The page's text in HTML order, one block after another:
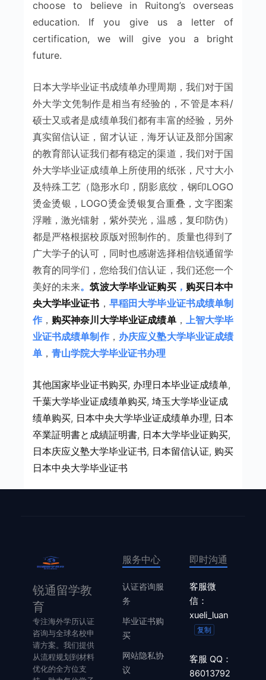
choose to believe in Ruitong’s overseas
education. If you give us a letter of
certification, we will give you a bright
future.
日本大学毕业证书成绩单办理周期，我们对于国
外大学文凭制作是相当有经验的，不管是本科/
硕士又或者是成绩单我们都有丰富的经验，另外
真实留信认证，留才认证，海牙认证及部分国家
的教育部认证我们都有稳定的渠道，我们对于国
外大学毕业证成绩单上所使用的纸张，尺寸大小
及特殊工艺（隐形水印，阴影底纹，钢印LOGO
烫金烫银，LOGO烫金烫银复合重叠，文字图案
浮雕，激光镭射，紫外荧光，温感，复印防伪）
都是严格根据校原版对照制作的。质量也得到了
广大学子的认可，同时也感谢选择相信锐通留学
教育的同学们，您给我们信认证，我们还您一个
美好的未来。筑波大学毕业证购买， 购买日本中
央大学毕业证书 ， 早稲田大学毕业证书成绩单制
作， 购买神奈川大学毕业证成绩单， 上智大学毕
业证书成绩单制作， 办庆应义塾大学毕业证成绩
单， 青山学院大学毕业证书办理
其他国家毕业证书购买, 办理日本毕业证成绩单
千葉大学毕业证成绩单购买, 埼玉大学毕业证成
绩单购买, 日本中央大学毕业证成绩单办理, 日本
卒業証明書と成績証明書, 日本大学毕业证购买
日本庆应义塾大学毕业证书, 日本留信认证, 购买
日本中央大学毕业证书
锐通留学教
育
专注海外学历认证
咨询与全球名校申
请方案。我们提供
从流程规划到材料
优化的全方位支
服务中心
认证咨询服
务
毕业证书购
买
网站隐私协
议
即时沟通
客服微
信：
xueli_luan
复制
客服 QQ：
86013792